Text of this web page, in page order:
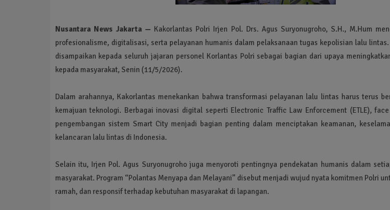
Nusantara News Jakarta — Kakorlantas Polri Irjen Pol. Drs. Agus Suryonugroho, S.H., M.Hum
profesionalisme, digitalisasi, serta pelayanan humanis dalam pelaksanaan tugas kepolisian lalu
disampaikan kepada seluruh jajaran personel Korlantas Polri sebagai bagian dari upaya
kepada masyarakat, Senin (11/5/2026).
Dalam arahannya, Kakorlantas menekankan bahwa transformasi pelayanan lalu lintas harus terus
kemajuan teknologi. Berbagai inovasi digital seperti Electronic Traffic Law Enforcement (ETLE),
pengembangan sistem Smart City menjadi bagian penting dalam menciptakan keamanan,
kelancaran lalu lintas di Indonesia.
Selain itu, Irjen Pol. Agus Suryonugroho juga menyoroti pentingnya pendekatan humanis dalam
masyarakat. Program “Polantas Menyapa dan Melayani” disebut menjadi wujud nyata komitmen Polri
ramah, dan responsif terhadap kebutuhan masyarakat di lapangan.